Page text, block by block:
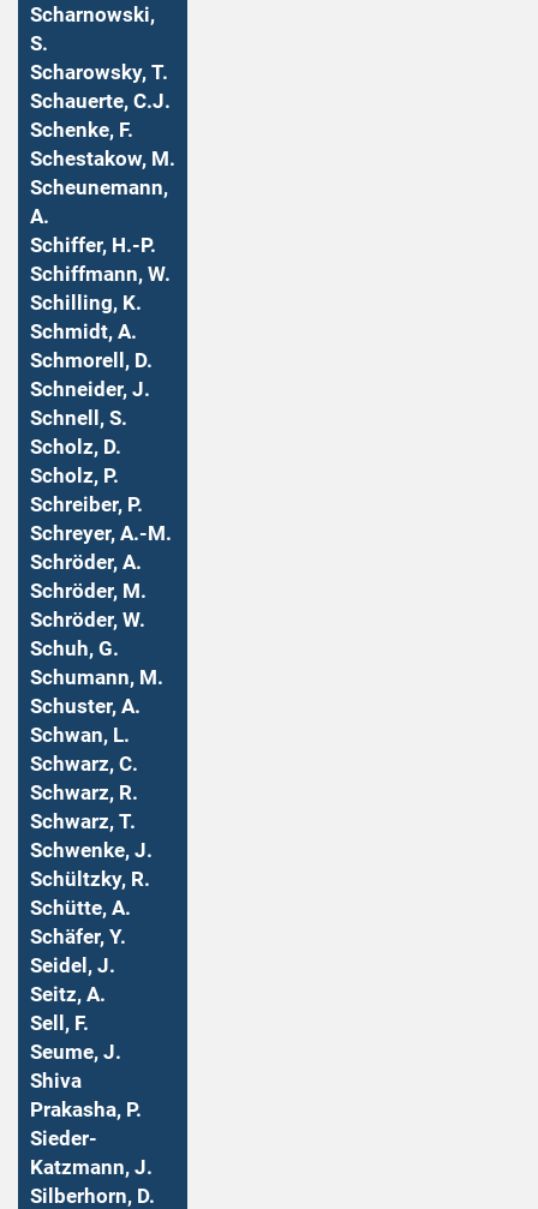
Scharnowski,
S.
Scharowsky, T.
Schauerte, C.J.
Schenke, F.
Schestakow, M.
Scheunemann,
A.
Schiffer, H.-P.
Schiffmann, W.
Schilling, K.
Schmidt, A.
Schmorell, D.
Schneider, J.
Schnell, S.
Scholz, D.
Scholz, P.
Schreiber, P.
Schreyer, A.-M.
Schröder, A.
Schröder, M.
Schröder, W.
Schuh, G.
Schumann, M.
Schuster, A.
Schwan, L.
Schwarz, C.
Schwarz, R.
Schwarz, T.
Schwenke, J.
Schültzky, R.
Schütte, A.
Schäfer, Y.
Seidel, J.
Seitz, A.
Sell, F.
Seume, J.
Shiva
Prakasha, P.
Sieder-
Katzmann, J.
Silberhorn, D.